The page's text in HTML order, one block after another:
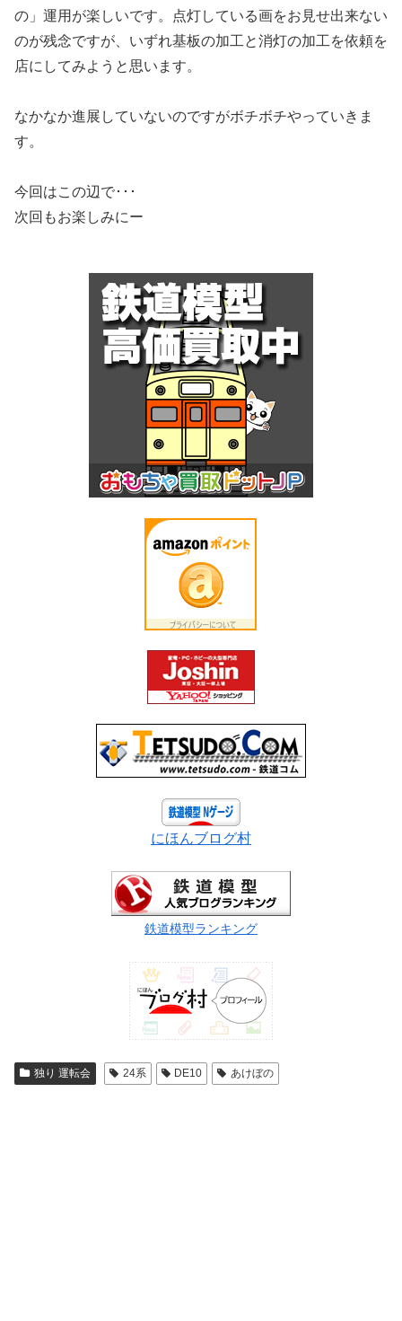
の」運用が楽しいです。点灯している画をお見せ出来ない
のが残念ですが、いずれ基板の加工と消灯の加工を依頼を
店にしてみようと思います。
なかなか進展していないのですがボチボチやっていきま
す。
今回はこの辺で･･･
次回もお楽しみにー
にほんブログ村
鉄道模型ランキング
独り 運転会 24系 DE10 あけぼの